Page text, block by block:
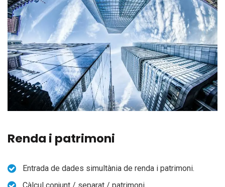
IDIOMA
Renda i patrimoni
Entrada de dades simultània de renda i patrimoni.